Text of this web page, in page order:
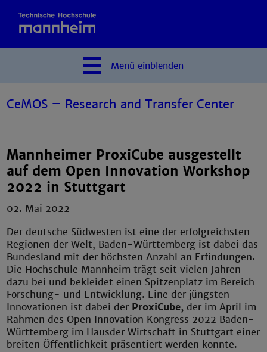
Menü einblenden
CeMOS – Research and Transfer Center
Mannheimer ProxiCube ausgestellt
auf dem Open Innovation Workshop
2022 in Stuttgart
02. Mai 2022
Der deutsche Südwesten ist eine der erfolgreichsten
Regionen der Welt, Baden-Württemberg ist dabei das
Bundesland mit der höchsten Anzahl an Erfindungen.
Die Hochschule Mannheim trägt seit vielen Jahren
dazu bei und bekleidet einen Spitzenplatz im Bereich
Forschung- und Entwicklung. Eine der jüngsten
Innovationen ist dabei der ProxiCube, der im April im
Rahmen des Open Innovation Kongress 2022 Baden-
Württemberg im Hausder Wirtschaft in Stuttgart einer
breiten Öffentlichkeit präsentiert werden konnte.